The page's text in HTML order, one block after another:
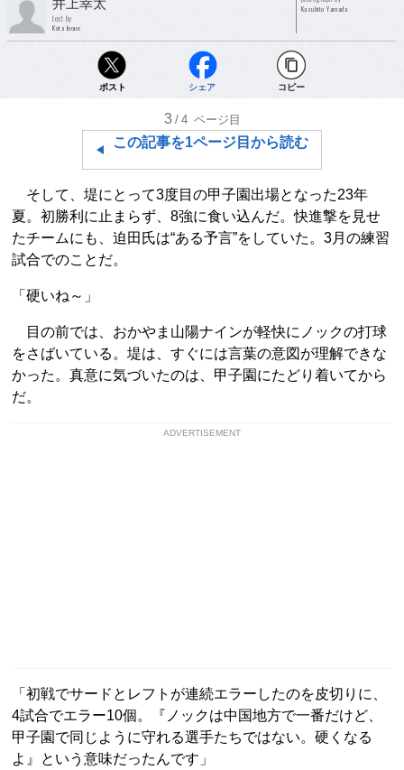
井上幸太
text by
Kota Inoue
Kazuhito Yamada
ポスト シェア コピー
3 /4 ページ目
この記事を1ページ目から読む
そして、堤にとって3度目の甲子園出場となった23年
夏。初勝利に止まらず、8強に食い込んだ。快進撃を見せ
たチームにも、迫田氏は“ある予言”をしていた。3月の練習
試合でのことだ。
「硬いね～」
目の前では、おかやま山陽ナインが軽快にノックの打球
をさばいている。堤は、すぐには言葉の意図が理解できな
かった。真意に気づいたのは、甲子園にたどり着いてから
だ。
ADVERTISEMENT
「初戦でサードとレフトが連続エラーしたのを皮切りに、
4試合でエラー10個。『ノックは中国地方で一番だけど、
甲子園で同じように守れる選手たちではない。硬くなる
よ』という意味だったんです」